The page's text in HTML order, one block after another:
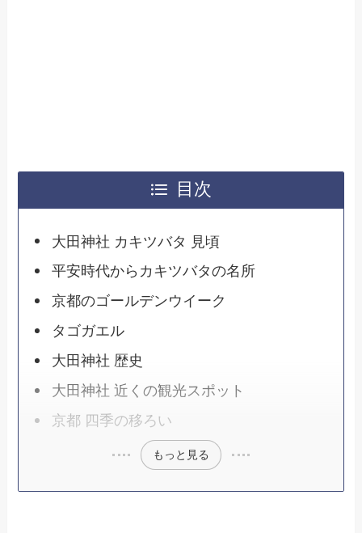
目次
大田神社 カキツバタ 見頃
平安時代からカキツバタの名所
京都のゴールデンウイーク
タゴガエル
大田神社 歴史
大田神社 近くの観光スポット
京都 四季の移ろい
もっと見る